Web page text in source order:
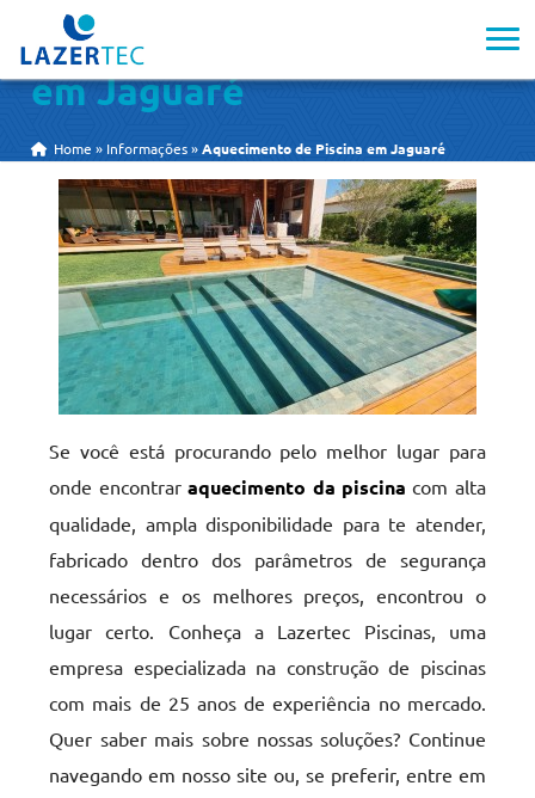
Aquecimento de Piscina
em Jaguaré
Home » Informações »Aquecimento de Piscina em Jaguaré
Se você está procurando pelo melhor lugar para
onde encontraraquecimento da piscina com alta
qualidade, ampla disponibilidade para te atender,
fabricado dentro dos parâmetros de segurança
necessários e os melhores preços, encontrou o
lugar certo. Conheça a Lazertec Piscinas, uma
empresa especializada na construção de piscinas
com mais de 25 anos de experiência no mercado.
Quer saber mais sobre nossas soluções? Continue
navegando em nosso site ou, se preferir, entre em